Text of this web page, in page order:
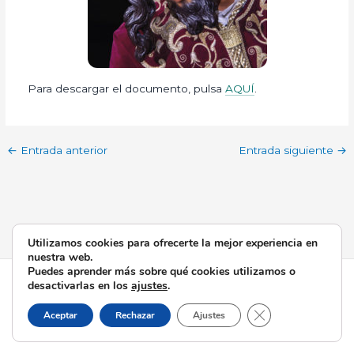
Para descargar el documento, pulsaAQUÍ
← Entrada anterior Entrada siguiente →
Todos los derechos © 2026 Esperanza de Triana | Funciona
gracias aTema Astra para WordPress
Utilizamos cookies para ofrecerte la mejor experiencia en
nuestra web.
Puedes aprender más sobre qué cookies utilizamos o
desactivarlas en los ajustes.
Aceptar Rechazar Ajustes Cerrar el banner